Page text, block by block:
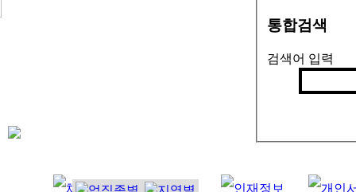
통합검색
검색어 입력